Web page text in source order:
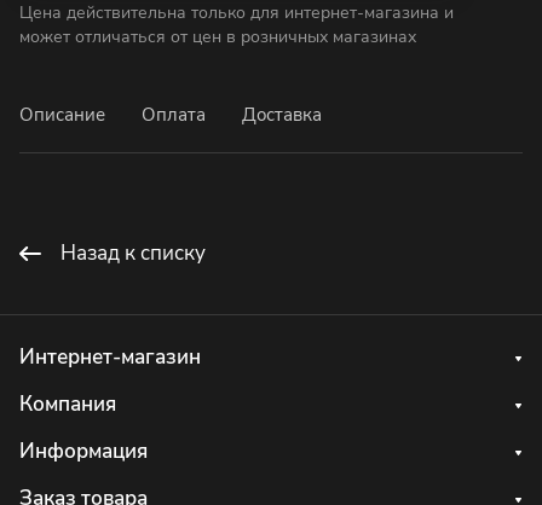
Цена действительна только для интернет-магазина и
может отличаться от цен в розничных магазинах
Описание Оплата Доставка
Назад к списку
Интернет-магазин
Компания
Информация
Заказ товара